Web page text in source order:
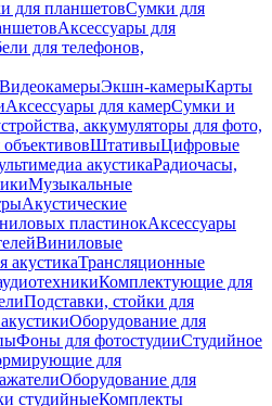
для планшетовСумки для
Аксессуары для
для телефонов,
ВидеокамерыЭкшн-камерыКарты
Аксессуары для камерСумки и
аккумуляторы для фото,
ШтативыЦифровые
акустикаРадиочасы,
Музыкальные
Акустические
пластинокАксессуары
Виниловые
акустикаТрансляционные
Комплектующие для
Подставки, стойки для
Оборудование для
Фоны для фотостудииСтудийное
для
Оборудование для
студийныеКомплекты